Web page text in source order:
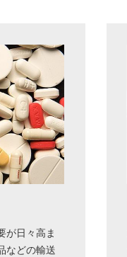
が日々高ま
などの輸送